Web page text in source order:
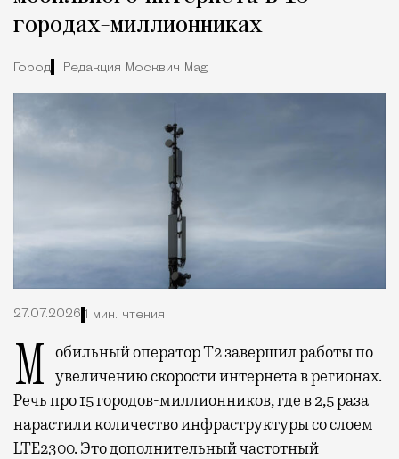
городах-миллионниках
Город Редакция Москвич Mag
27.07.2026 1 мин. чтения
Мобильный оператор Т2 завершил работы по увеличению скорости интернета в регионах.
Речь про 15 городов-миллионников, где в 2,5 раза
нарастили количество инфраструктуры со слоем
LTE2300. Это дополнительный частотный